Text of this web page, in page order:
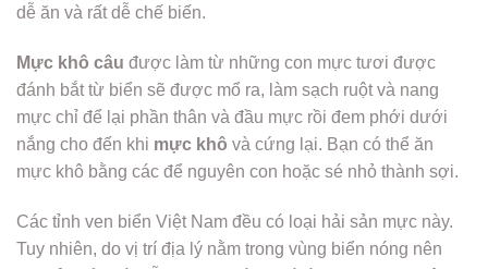
dễ ăn và rất dễ chế biến.
Mực khô câu được làm từ những con mực tươi được
đánh bắt từ biển sẽ được mổ ra, làm sạch ruột và nang
mực chỉ để lại phần thân và đầu mực rồi đem phới dưới
nắng cho đến khi mực khô và cứng lại. Bạn có thể ăn
mực khô bằng các để nguyên con hoặc sé nhỏ thành sợi.
Các tỉnh ven biển Việt Nam đều có loại hải sản mực này.
Tuy nhiên, do vị trí địa lý nằm trong vùng biển nóng nên